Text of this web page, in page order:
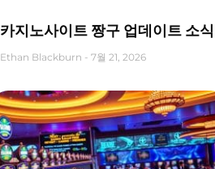
카지노사이트 짱구 업데이트 소식
Ethan Blackburn 7월 21, 2026